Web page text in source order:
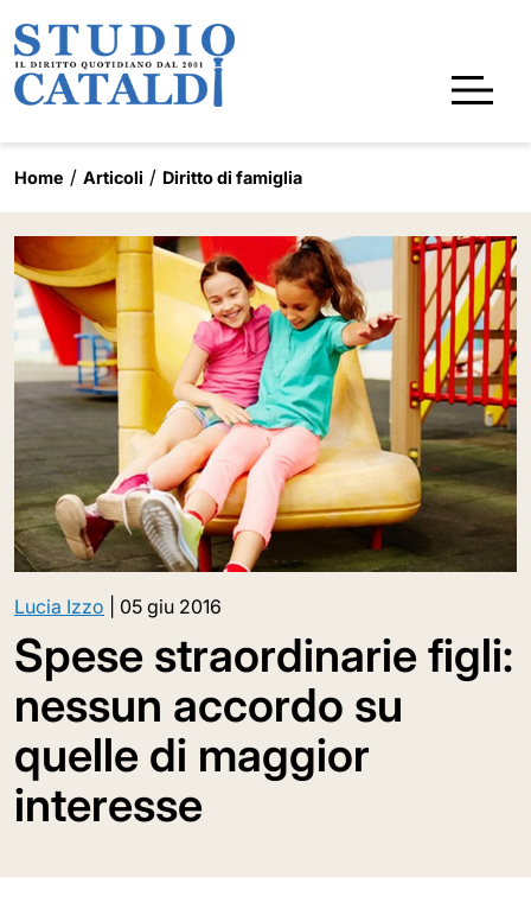
Home Articoli Diritto di famiglia
Lucia Izzo 05 giu 2016
Spese straordinarie figli:
nessun accordo su
quelle di maggior
interesse